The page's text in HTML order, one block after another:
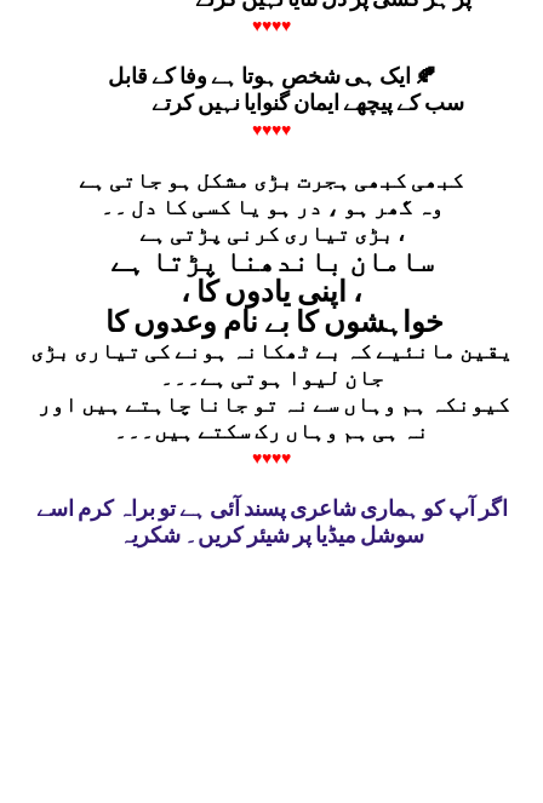
♥♥♥♥
ایک ہی شخص ہوتا ہے وفا کے قابل 🍂
سب کے پیچھے ایمان گنوایا نہیں کرتے
♥♥♥♥
کبھی کبھی ہجرت بڑی مشکل ہو جاتی ہے
وہ گھر ہو ، در ہو یا کسی کا دل ۔۔
بڑی تیاری کرنی پڑتی ہے ،
سامان باندھنا پڑتا ہے
، اپنی یادوں کا ،
خواہشوں کا بے نام وعدوں کا
یقین مانئیے کہ بے ٹھکانہ ہونے کی تیاری بڑی
جان لیوا ہوتی ہے۔۔۔
کیونکہ ہم وہاں سے نہ تو جانا چاہتے ہیں اور
نہ ہی ہم وہاں رک سکتے ہیں۔۔۔
♥♥♥♥
اگر آپ کو ہماری شاعری پسند آئی ہے تو براہ کرم اسے
سوشل میڈیا پر شیئر کریں۔ شکریہ